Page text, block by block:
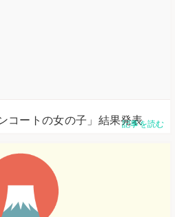
コートの女の子」結果発表記事を読む